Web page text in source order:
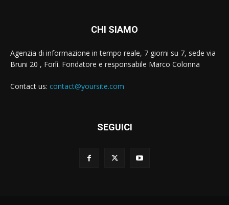
CHI SIAMO
Agenzia di informazione in tempo reale, 7 giorni su 7, sede via
Bruni 20 , Forlì. Fondatore e responsabile Marco Colonna
Contact us: contact@yoursite.com
SEGUICI